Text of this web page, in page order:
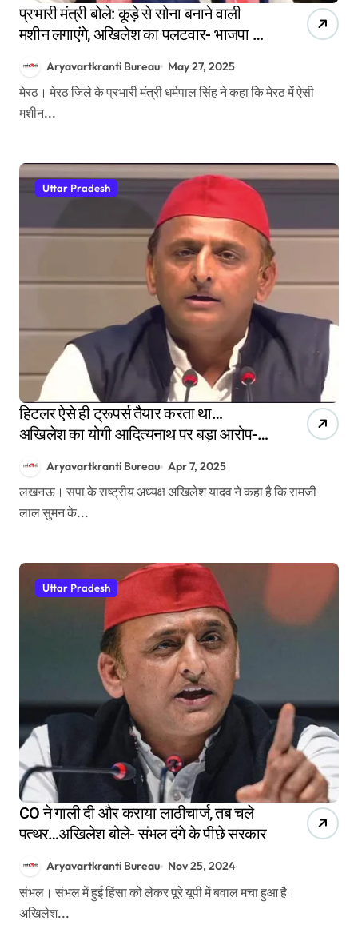
प्रभारी मंत्री बोले: कूड़े से सोना बनाने वाली
मशीन लगाएंगे, अखिलेश का पलटवार- भाजपा में
Aryavartkranti Bureau May 27, 2025
मेरठ। मेरठ जिले के प्रभारी मंत्री धर्मपाल सिंह ने कहा कि मेरठ में ऐसी
मशीन...
Uttar Pradesh
हिटलर ऐसे ही ट्रूपर्स तैयार करता था…
अखिलेश का योगी आदित्यनाथ पर बड़ा आरोप-
Aryavartkranti Bureau Apr 7, 2025
लखनऊ। सपा के राष्ट्रीय अध्यक्ष अखिलेश यादव ने कहा है कि रामजी
लाल सुमन के...
Uttar Pradesh
CO ने गाली दी और कराया लाठीचार्ज, तब चले
पत्थर…अखिलेश बोले- संभल दंगे के पीछे सरकार
Aryavartkranti Bureau Nov 25, 2024
संभल। संभल में हुई हिंसा को लेकर पूरे यूपी में बवाल मचा हुआ है।
अखिलेश...